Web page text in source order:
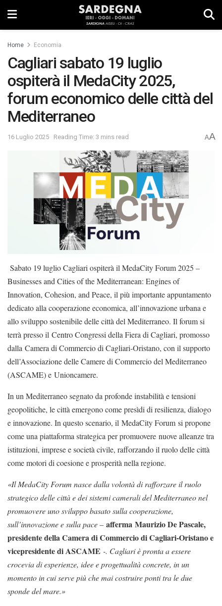
Home Economia
Cagliari sabato 19 luglio
ospiterà il MedaCity 2025,
forum economico delle città del
Mediterraneo
16 Luglio 2025 Reading Time: 3 mins read AA
Sabato 19 luglio Cagliari ospiterà il MedaCity Forum 2025 –
Businesses and Cities of the Mediterranean: Engines of
Innovation, Cohesion, and Peace, il più importante appuntamento
dedicato alla cooperazione economica, all’innovazione urbana e
allo sviluppo sostenibile delle città del Mediterraneo. Il forum si
terrà presso il Centro Congressi della Fiera di Cagliari, promosso
dalla Camera di Commercio di Cagliari-Oristano, con il supporto
dell’Associazione delle Camere di Commercio del Mediterraneo
(ASCAME) e Unioncamere.
In un Mediterraneo segnato da profonde instabilità e tensioni
geopolitiche, le città emergono come presìdi di resilienza, dialogo
e innovazione. In questo scenario, il MedaCity Forum si propone
come una piattaforma strategica per promuovere nuove alleanze tra
istituzioni, imprese e società civile, rafforzando il ruolo delle città
come motori di coesione e prosperità nella regione.
«Il MedaCity Forum nasce dalla volontà di rafforzare il ruolo
strategico delle città e dei sistemi camerali del Mediterraneo nel
promuovere uno sviluppo basato sulla cooperazione,
sull’innovazione e sulla pace – afferma Maurizio De Pascale,
presidente della Camera di Commercio di Cagliari-Oristano e
vicepresidente di ASCAME -. Cagliari è pronta a essere
crocevia di esperienze, idee e progettualità concrete, in un
momento in cui serve più che mai costruire ponti tra le due
sponde del mare.»